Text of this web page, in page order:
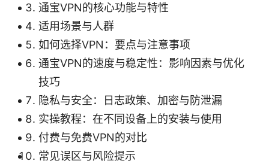
通宝VPN的核心功能与特性
适用场景与人群
如何选择VPN：要点与注意事项
通宝VPN的速度与稳定性：影响因素与优化
技巧
隐私与安全：日志政策、加密与防泄漏
实操教程：在不同设备上的安装与使用
付费与免费VPN的对比
常见误区与风险提示